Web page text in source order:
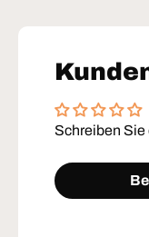
Schreiben